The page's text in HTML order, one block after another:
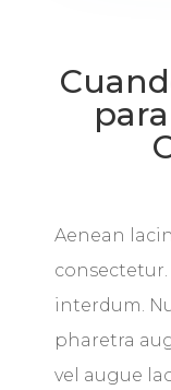
Aenean
interdum.
pharetra
vel augue